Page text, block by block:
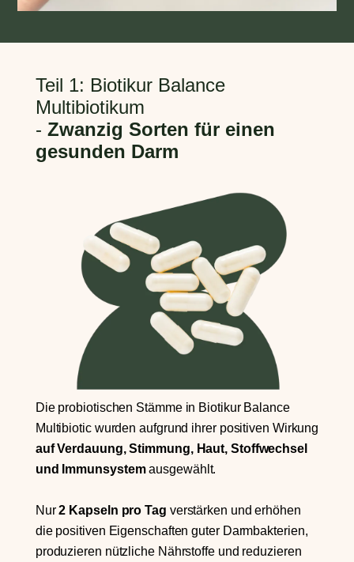
Teil 1: Biotikur Balance
Multibiotikum
- Zwanzig Sorten für einen
gesunden Darm
Die probiotischen Stämme in Biotikur Balance
Multibiotic wurden aufgrund ihrer positiven Wirkung
auf Verdauung, Stimmung, Haut, Stoffwechsel
und Immunsystemausgewählt.
Nur2 Kapseln pro Tag verstärken und erhöhen
die positiven Eigenschaften guter Darmbakterien,
produzieren nützliche Nährstoffe und reduzieren